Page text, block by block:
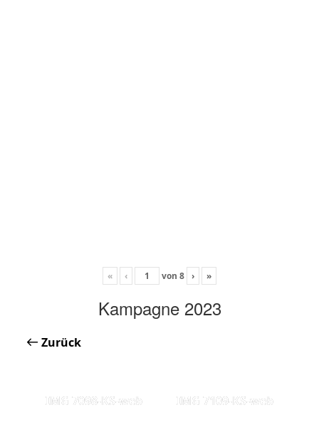
« ‹ von 8 › »
Kampagne 2023
Zurück
IMG 7098-KS-web IMG 7109-KS-web